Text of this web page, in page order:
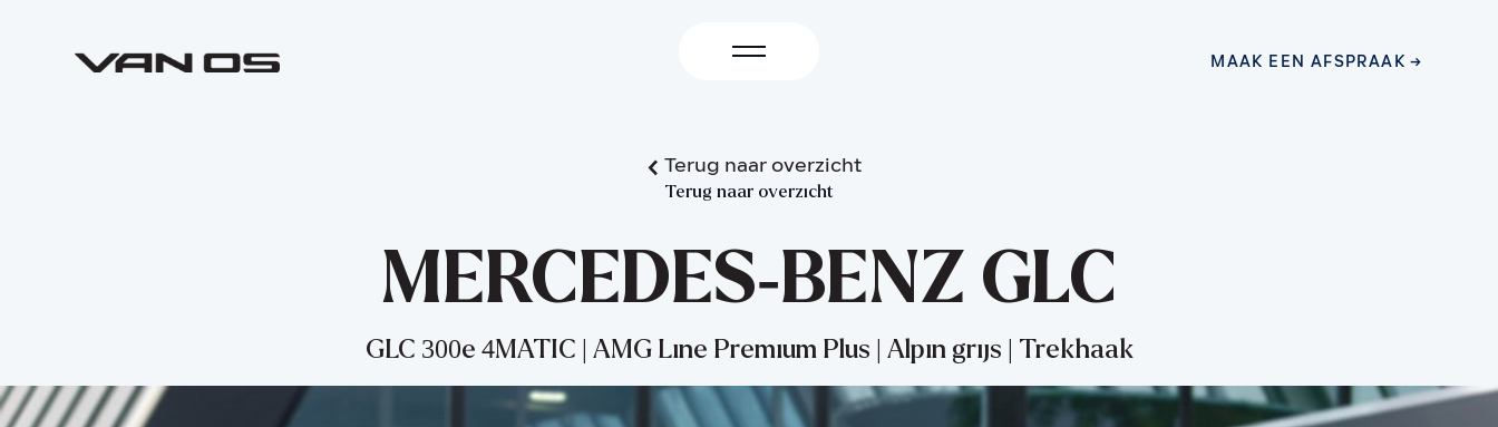
MAAK EEN AFSPRAAK
MAAK EEN AFSPRAAK
Terug naar overzicht
Terug naar overzicht
MERCEDES-BENZ GLC
GLC 300e 4MATIC | AMG Line Premium Plus | Alpin grijs | Trekhaak